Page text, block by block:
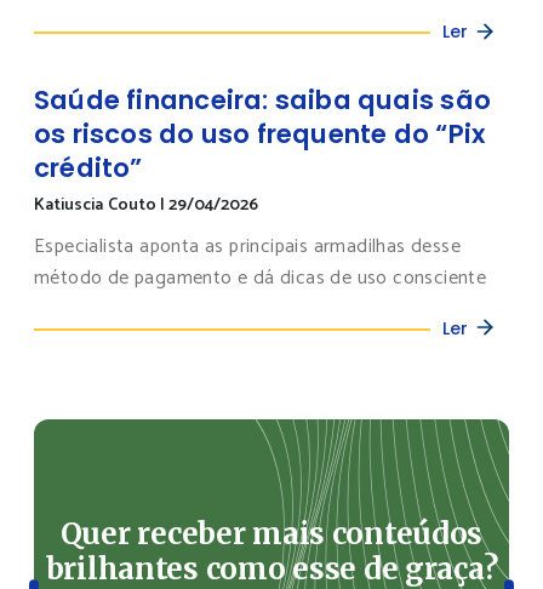
Ler
Saúde financeira: saiba quais são
os riscos do uso frequente do “Pix
crédito”
Katiuscia Couto |29/04/2026
Especialista aponta as principais armadilhas desse
método de pagamento e dá dicas de uso consciente
Ler
Quer receber mais conteúdos
brilhantes como esse de graça?